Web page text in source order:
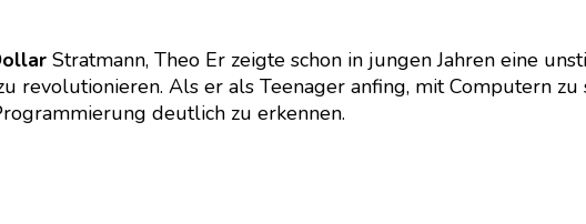
Stratmann, Theo Er zeigte schon in jungen Jahren eine
revolutionieren. Als er als Teenager anfing, mit Computern
deutlich zu erkennen.